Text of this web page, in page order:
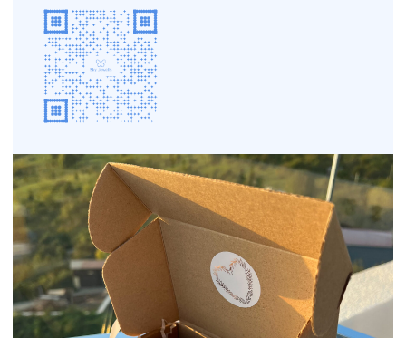
КАТАЛОГ
Подвески
Браслеты
Серьги
Бижутерия
Ювелирные украшения
Новинки
КОЛЛЕКЦИИ
Tropicana
Magic sky
Blue lagoon
In the air